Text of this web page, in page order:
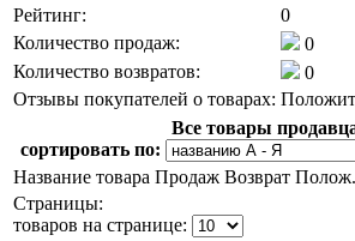
Рейтинг:
0
Количество продаж:
0
Количество возвратов:
0
Отзывы покупателей о товарах:
Все товары
сортировать по:
Название товара Продаж Возврат Полож.
Страницы:
товаров на странице: